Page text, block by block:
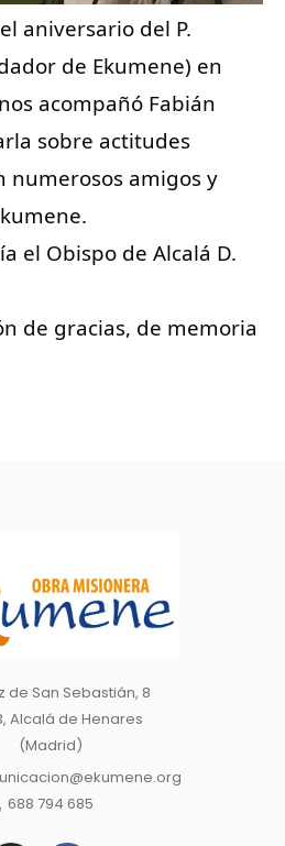
aniversario del P.
de Ekumene) en
acompañó Fabián
sobre actitudes
numerosos amigos y
el Obispo de Alcalá D.
de gracias, de memoria
de San Sebastián, 8
Alcalá de Henares
(Madrid)
688 794 685